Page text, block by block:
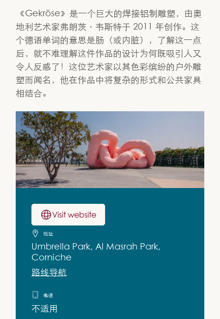
《Gekröse》是一个巨大的焊接铝制雕塑，由奥
地利艺术家弗朗茨·韦斯特于 2011 年创作。这
个德语单词的意思是肠（或内脏），了解这一点
后，就不难理解这件作品的设计为何既吸引人又
令人反感了！这位艺术家以其色彩缤纷的户外雕
塑而闻名，他在作品中将复杂的形式和公共家具
相结合。
Visit website
地址
Umbrella Park, Al Masrah Park,
Corniche
路线导航
电话
不适用